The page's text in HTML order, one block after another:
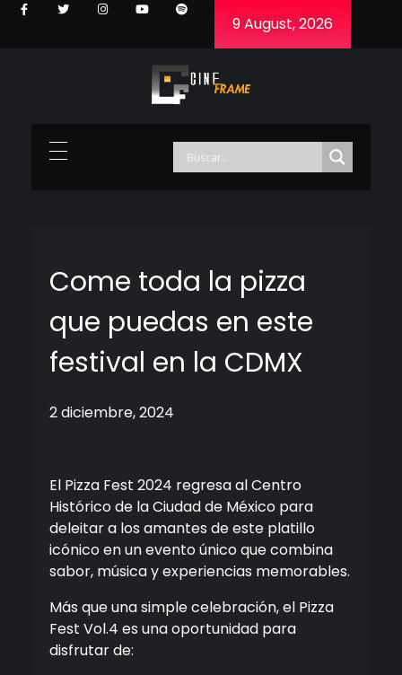
9 August, 2026
Come toda la pizza
que puedas en este
festival en la CDMX
2 diciembre, 2024
El Pizza Fest 2024 regresa al Centro
Histórico de la Ciudad de México para
deleitar a los amantes de este platillo
icónico en un evento único que combina
sabor, música y experiencias memorables.
Más que una simple celebración, el Pizza
Fest Vol.4 es una oportunidad para
disfrutar de: